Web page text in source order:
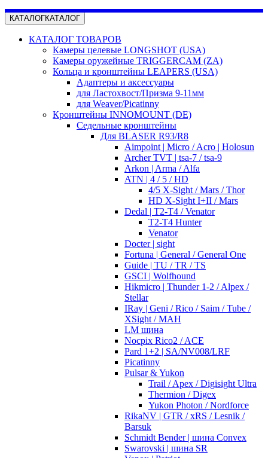
КАТАЛОГКАТАЛОГ
КАТАЛОГ ТОВАРОВ
Камеры целевые LONGSHOT (USA)
Камеры оружейные TRIGGERCAM (ZA)
Кольца и кронштейны LEAPERS (USA)
Адаптеры и аксессуары
для Ластохвост/Призма 9-11мм
для Weaver/Picatinny
Кронштейны INNOMOUNT (DE)
Седельные кронштейны
Для BLASER R93/R8
Aimpoint | Micro / Acro | Holosun
Archer TVT | tsa-7 / tsa-9
Arkon | Arma / Alfa
ATN | 4 / 5 / HD
4/5 X-Sight / Mars / Thor
HD X-Sight I+II / Mars
Dedal | T2-T4 / Venator
T2-T4 Hunter
Venator
Docter | sight
Fortuna | General / General One
Guide | TU / TR / TS
GSCI | Wolfhound
Hikmicro | Thunder 1-2 / Alpex /
Stellar
IRay | Geni / Rico / Saim / Tube /
XSight / MAH
LM шина
Nocpix Rico2 / ACE
Pard 1+2 | SA/NV008/LRF
Picatinny
Pulsar & Yukon
Trail / Apex / Digisight Ultra
Thermion / Digex
Yukon Photon / Nordforce
RikaNV | GTR / xRS / Lesnik /
Barsuk
Schmidt Bender | шина Convex
Swarovski | шина SR